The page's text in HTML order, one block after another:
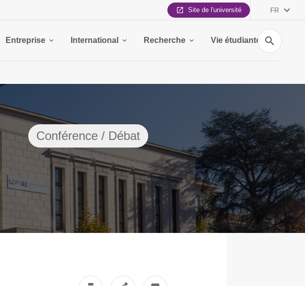
Site de l'université FR
Entreprise International Recherche Vie étudiante
Recherche
Conférence / Débat